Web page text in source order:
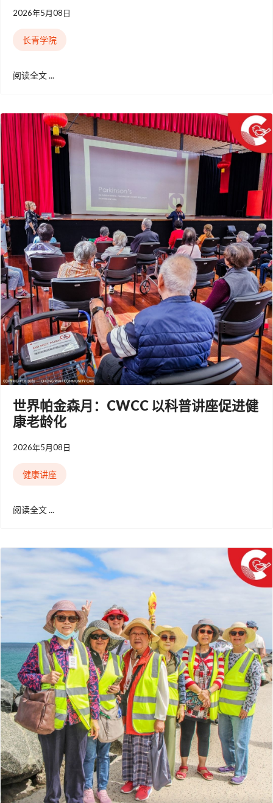
2026年5月08日
长青学院
阅读全文 ...
世界帕金森月：CWCC 以科普讲座促进健
康老龄化
2026年5月08日
健康讲座
阅读全文 ...